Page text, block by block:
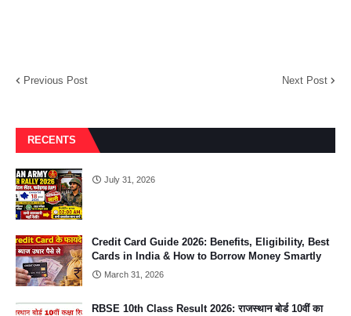
Previous Post Next Post
RECENTS
July 31, 2026
Credit Card Guide 2026: Benefits, Eligibility, Best
Cards in India & How to Borrow Money Smartly
March 31, 2026
RBSE 10th Class Result 2026: राजस्थान बोर्ड 10वीं का